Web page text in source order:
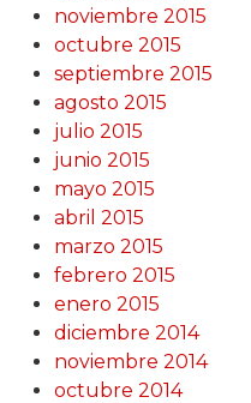
noviembre 2015
octubre 2015
septiembre 2015
agosto 2015
julio 2015
junio 2015
mayo 2015
abril 2015
marzo 2015
febrero 2015
enero 2015
diciembre 2014
noviembre 2014
octubre 2014